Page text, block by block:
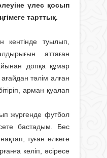
үлес қосып
тарттық.
туылып,
аттаған
допқа құмар
тәлім алған
арман қуалап
жүргенде футбол
бастадым. Бес
туған өлкеге
келіп, әсіресе